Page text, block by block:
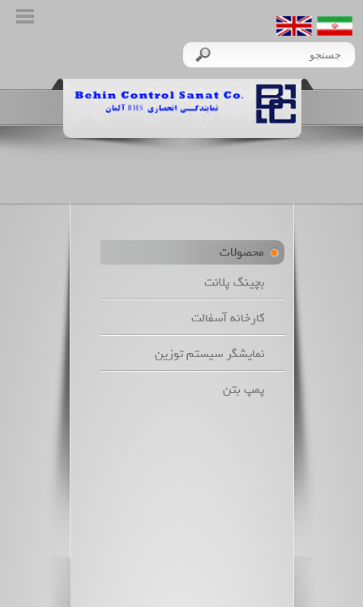
محصولات
بچینگ پلانت
کارخانه آسفالت
نمایشگر سیستم توزین
پمپ بتن